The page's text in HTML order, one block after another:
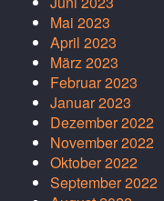
Mai 2023
April 2023
März 2023
Februar 2023
Januar 2023
Dezember 2022
November 2022
Oktober 2022
September 2022